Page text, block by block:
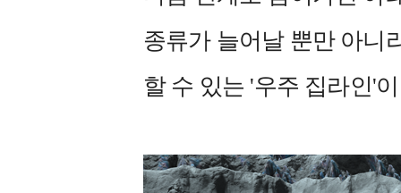
종류가 늘어날 뿐만 아니
할 수 있는 '우주 집라인'